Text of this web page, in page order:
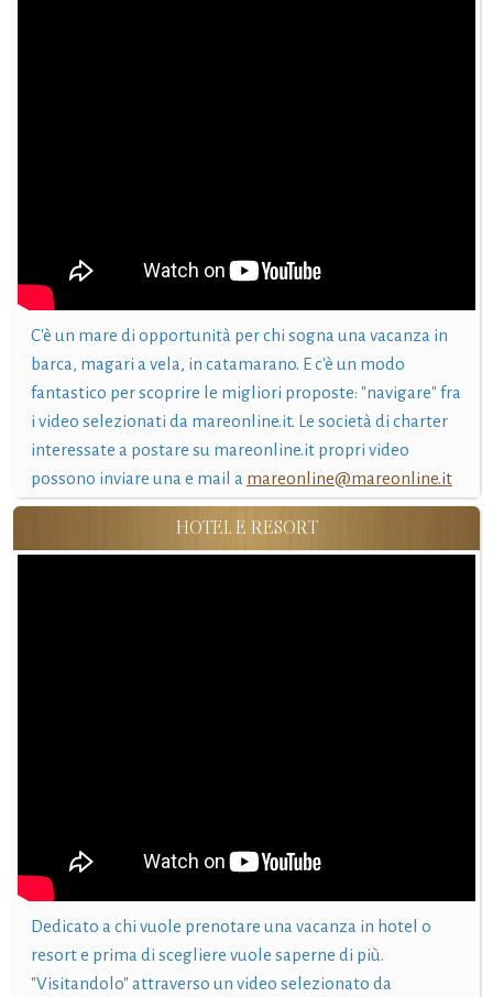
C'è un mare di opportunità per chi sogna una vacanza in
barca, magari a vela, in catamarano. E c'è un modo
fantastico per scoprire le migliori proposte: "navigare" fra
i video selezionati da mareonline.it. Le società di charter
interessate a postare su mareonline.it propri video
possono inviare una e mail a mareonline@mareonline.it
HOTEL E RESORT
Dedicato a chi vuole prenotare una vacanza in hotel o
resort e prima di scegliere vuole saperne di più.
"Visitandolo" attraverso un video selezionato da